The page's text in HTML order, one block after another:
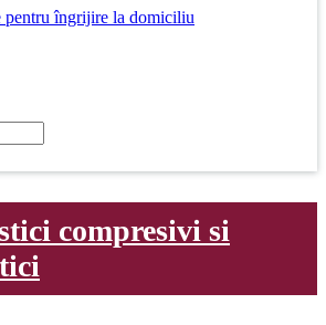
pentru îngrijire la domiciliu
compresivi si